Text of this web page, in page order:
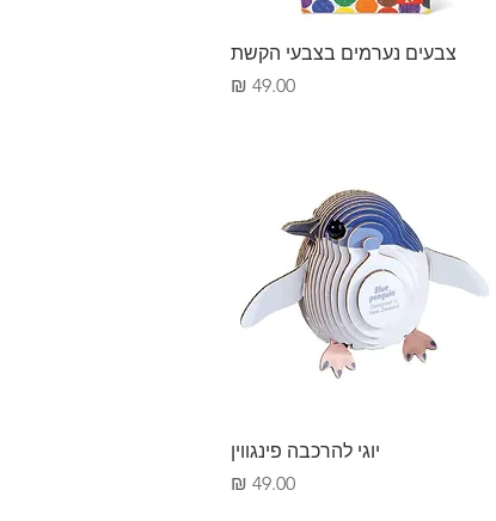
תצוגה מהירה
צבעים נערמים בצבעי הקשת
מחיר
תצוגה מהירה
יוגי להרכבה פינגווין
מחיר